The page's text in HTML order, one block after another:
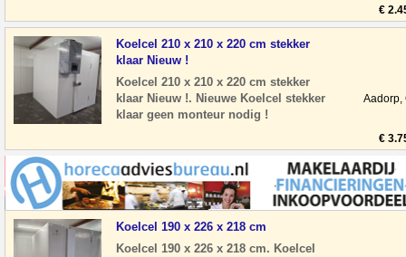
Hoogte: 212 cm
€
Koelcel 210 x 210 x 220 cm stekker
klaar Nieuw !
Koelcel 210 x 210 x 220 cm stekker
klaar Nieuw !. Nieuwe Koelcel stekker
klaar geen monteur nodig !
Diepte: 210 cm ? H
Aadorp,
€
Koelcel 190 x 226 x 218 cm
Koelcel 190 x 226 x 218 cm. Koelcel